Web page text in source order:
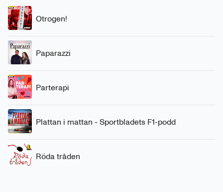
Otrogen!
Paparazzi
Parterapi
Plattan i mattan - Sportbladets F1-podd
Röda tråden